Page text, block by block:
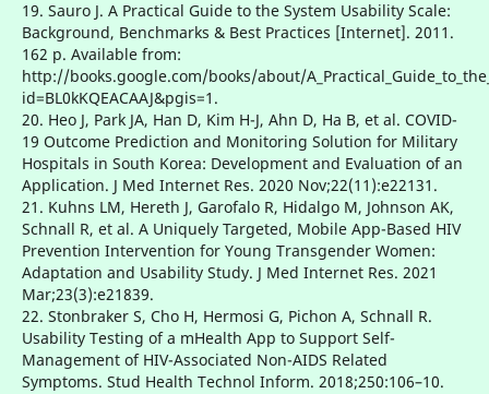
19. Sauro J. A Practical Guide to the System Usability Scale:
Background, Benchmarks & Best Practices [Internet]. 2011.
162 p. Available from:
http://books.google.com/books/about/
id=BL0kKQEACAAJ&pgis=1.
20. Heo J, Park JA, Han D, Kim H-J, Ahn D, Ha B, et al. COVID-
19 Outcome Prediction and Monitoring Solution for Military
Hospitals in South Korea: Development and Evaluation of an
Application. J Med Internet Res. 2020 Nov;22(11):e22131.
21. Kuhns LM, Hereth J, Garofalo R, Hidalgo M, Johnson AK,
Schnall R, et al. A Uniquely Targeted, Mobile App-Based HIV
Prevention Intervention for Young Transgender Women:
Adaptation and Usability Study. J Med Internet Res. 2021
Mar;23(3):e21839.
22. Stonbraker S, Cho H, Hermosi G, Pichon A, Schnall R.
Usability Testing of a mHealth App to Support Self-
Management of HIV-Associated Non-AIDS Related
Symptoms. Stud Health Technol Inform. 2018;250:106–10.